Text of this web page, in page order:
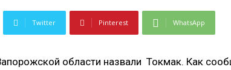
Twitter Pinterest WhatsApp
области назвали Токмак. Как